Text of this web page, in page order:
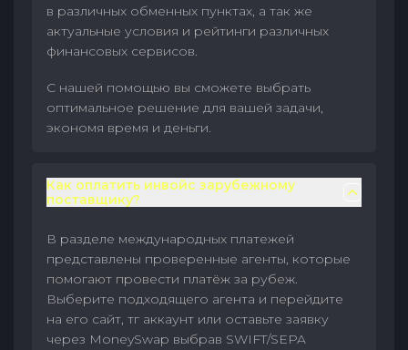
в различных обменных пунктах, а так же
актуальные условия и рейтинги различных
финансовых сервисов.
С нашей помощью вы сможете выбрать
оптимальное решение для вашей задачи,
экономя время и деньги.
Как оплатить инвойс зарубежному
поставщику?
В разделе международных платежей
представлены проверенные агенты, которые
помогают провести платёж за рубеж.
Выберите подходящего агента и перейдите
на его сайт, тг аккаунт или оставьте заявку
через MoneySwap выбрав SWIFT/SEPA